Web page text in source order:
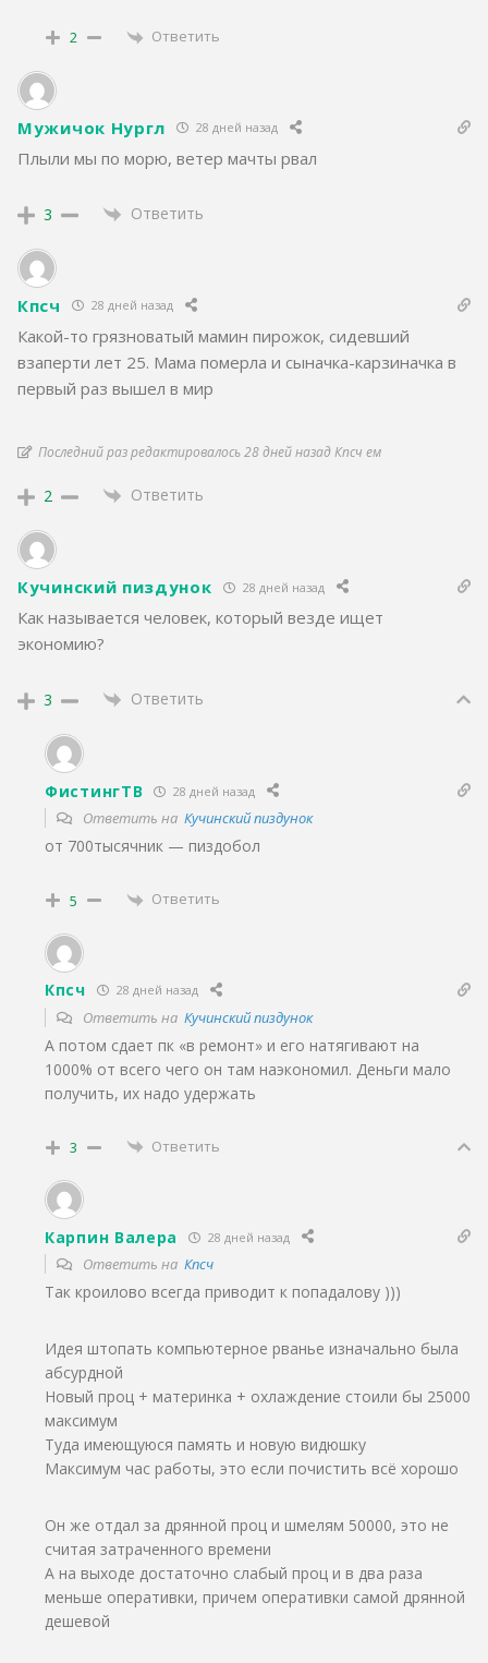
2 Ответить
Мужичок Нургл 28 дней назад
Плыли мы по морю, ветер мачты рвал
3 Ответить
Кпсч 28 дней назад
Какой-то грязноватый мамин пирожок, сидевший
взаперти лет 25. Мама померла и сыначка-карзиначка в
первый раз вышел в мир
Последний раз редактировалось 28 дней назад Кпсч ем
2 Ответить
Кучинский пиздунок 28 дней назад
Как называется человек, который везде ищет
экономию?
3 Ответить
ФистингТВ 28 дней назад
Ответить на Кучинский пиздунок
от 700тысячник — пиздобол
5 Ответить
Кпсч 28 дней назад
Ответить на Кучинский пиздунок
А потом сдает пк «в ремонт» и его натягивают на
1000% от всего чего он там наэкономил. Деньги мало
получить, их надо удержать
3 Ответить
Карпин Валера 28 дней назад
Ответить на Кпсч
Так кроилово всегда приводит к попадалову )))
Идея штопать компьютерное рванье изначально была
абсурдной
Новый проц + материнка + охлаждение стоили бы 25000
максимум
Туда имеющуюся память и новую видюшку
Максимум час работы, это если почистить всё хорошо
Он же отдал за дрянной проц и шмелям 50000, это не
считая затраченного времени
А на выходе достаточно слабый проц и в два раза
меньше оперативки, причем оперативки самой дрянной
дешевой